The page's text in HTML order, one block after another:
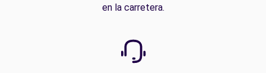
en la carretera.